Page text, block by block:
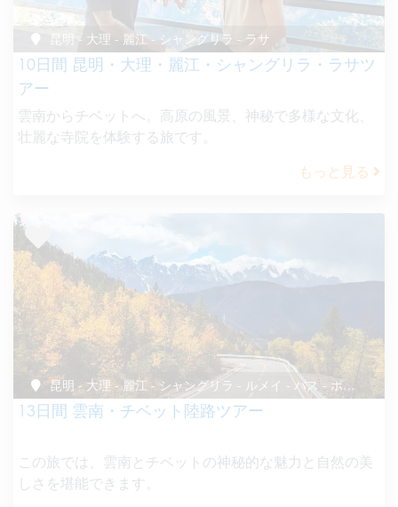
昆明 - 大理 - 麗江 - シャングリラ - ラサ
10日間 昆明・大理・麗江・シャングリラ・ラサツ
アー
雲南からチベットへ。高原の風景、神秘で多様な文化、
壮麗な寺院を体験する旅です。
もっと見る
昆明 - 大理 - 麗江 - シャングリラ - ルメイ - バス - ポミ - ニンティ - ラサ
13日間 雲南・チベット陸路ツアー
この旅では、雲南とチベットの神秘的な魅力と自然の美
しさを堪能できます。